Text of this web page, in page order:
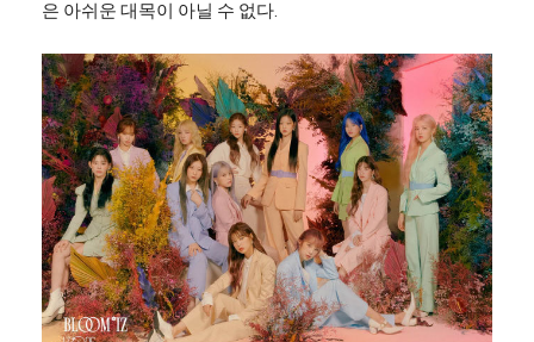
은 아쉬운 대목이 아닐 수 없다.